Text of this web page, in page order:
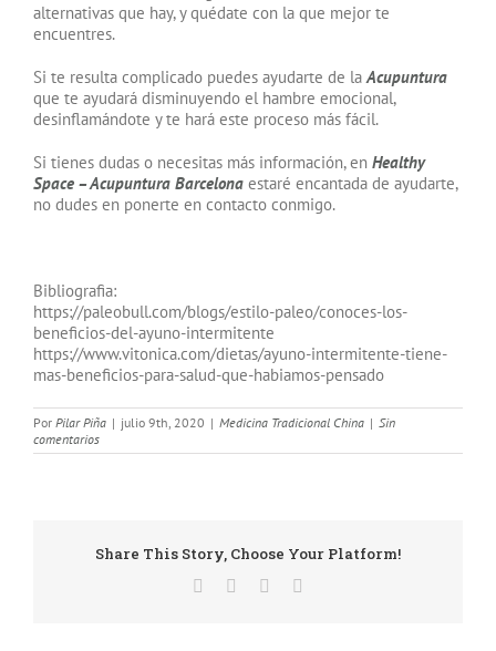
alternativas que hay, y quédate con la que mejor te
encuentres.
Si te resulta complicado puedes ayudarte de laAcupuntura
que te ayudará disminuyendo el hambre emocional,
desinflamándote y te hará este proceso más fácil.
Si tienes dudas o necesitas más información, en Healthy
Space – Acupuntura Barcelona estaré encantada de ayudarte,
no dudes en ponerte en contacto conmigo.
Bibliografia:
https://paleobull.com/blogs/estilo-paleo/conoces-los-
beneficios-del-ayuno-intermitente
https://www.vitonica.com/dietas/ayuno-intermitente-tiene-
mas-beneficios-para-salud-que-habiamos-pensado
Por Pilar Piña | julio 9th, 2020 | Medicina Tradicional China | Sin
comentarios
Share This Story, Choose Your Platform!